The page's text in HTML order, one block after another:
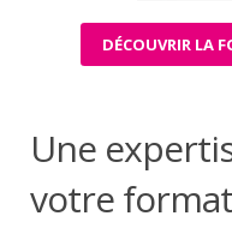
DÉCOUVRIR LA
Une
votre